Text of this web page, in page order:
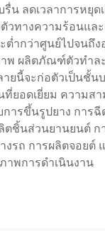
ลดเวลาการหยุด
างความร้อนและ
ำกว่าศูนย์ไปจนถึ
ภาพ ผลิตภัณฑ์ตัวท
นี้จะก่อตัวเป็นชั้น
อดเยี่ยม ความส
ารขึ้นรูปยาง การ
ชิ้นส่วนยานยนต์ ก
รถ การผลิตจอยต์
พการดำเนินงาน